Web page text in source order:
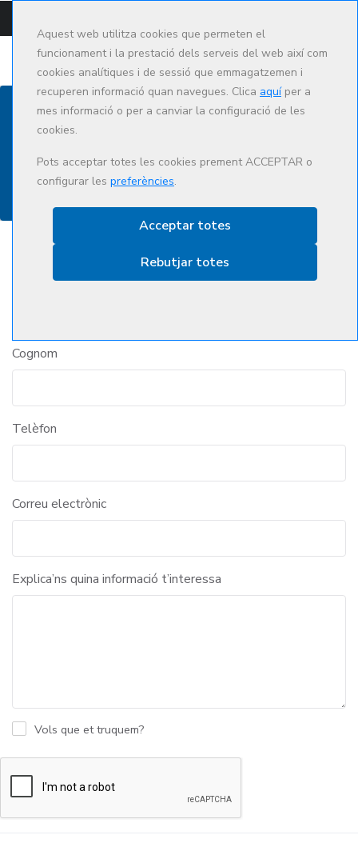
Aquest web utilitza cookies que permeten el
funcionament i la prestació dels serveis del web així com
cookies analítiques i de sessió que emmagatzemen i
recuperen informació quan navegues. Clica aquíper a
mes informació o per a canviar la configuració de les
cookies.
Pots acceptar totes les cookies prement ACCEPTAR o
configurar les preferències.
Acceptar totes
Rebutjar totes
Contacte
Cognom
Telèfon
Correu electrònic
Explica’ns quina informació t’interessa
Vols que et truquem?